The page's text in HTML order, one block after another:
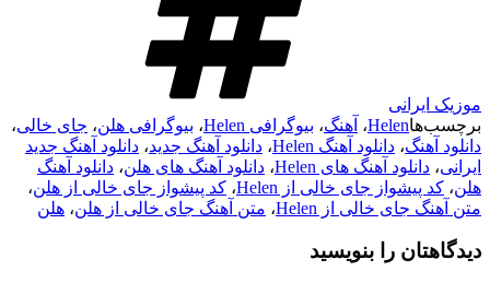
موزیک ایرانی
برچسب‌هاHelen، آهنگ، بیوگرافی Helen ، بیوگرافی هلن، جای خالی،
دانلود آهنگ، دانلود آهنگ Helen ، دانلود آهنگ جدید، دانلود آهنگ جدید
ایرانی، دانلود آهنگ های Helen ، دانلود آهنگ های هلن، دانلود آهنگ
هلن، کد پیشواز جای خالی از Helen ، کد پیشواز جای خالی از هلن،
متن آهنگ جای خالی از Helen
، متن آهنگ جای خالی از هلن، هلن
دیدگاهتان را بنویسید